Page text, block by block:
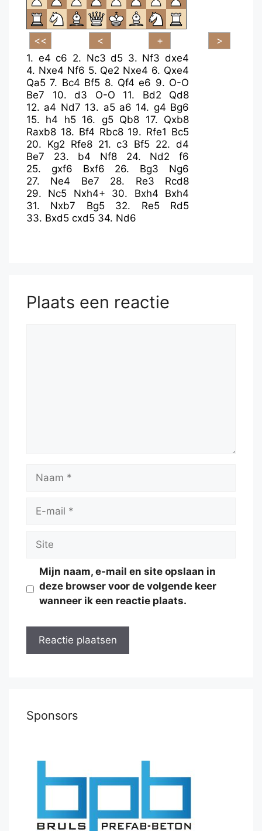
1. e4 c6 2. Nc3 d5 3. Nf3 dxe4
4. Nxe4 Nf6 5. Qe2 Nxe4 6. Qxe4
Qa5 7. Bc4 Bf5 8. Qf4 e6 9. O-O
Be7
10. d3 O-O 11. Bd2
Qd8
12. a4 Nd7 13. a5 a6 14. g4 Bg6
15. h4 h5 16. g5 Qb8 17. Qxb8
Raxb8 18. Bf4 Rbc8 19. Rfe1 Bc5
20. Kg2 Rfe8 21.c3 Bf5 22.d4
Be7
23. b4 Nf8 24. Nd2
f6
25. gxf6 Bxf6 26. Bg3
Ng6
27. Ne4 Be7 28. Re3
Rcd8
29. Nc5 Nxh4+ 30. Bxh4
Bxh4
31. Nxb7 Bg5 32. Re5
Rd5
33. Bxd5 cxd5 34. Nd6
Plaats een reactie
Naam
Site
Mijn naam, e-mail en site opslaan in
deze browser voor de volgende keer
wanneer ik een reactie plaats.
Sponsors